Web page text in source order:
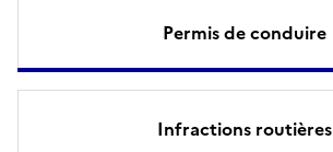
Permis de conduire
Infractions routières